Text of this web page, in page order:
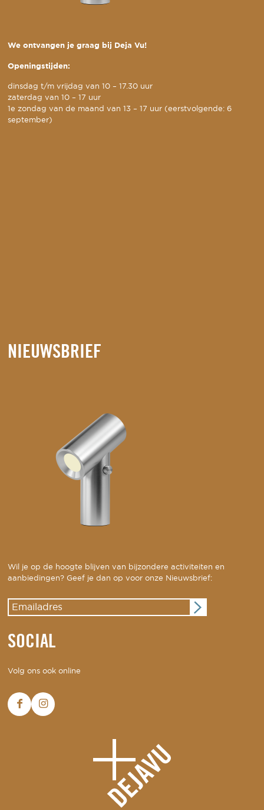
We ontvangen je graag bij Deja Vu!
Openingstijden:
dinsdag t/m vrijdag van 10 – 17.30 uur
zaterdag van 10 – 17 uur
1e zondag van de maand van 13 – 17 uur (eerstvolgende: 6
september)
NIEUWSBRIEF
Wil je op de hoogte blijven van bijzondere activiteiten en
aanbiedingen? Geef je dan op voor onze Nieuwsbrief:
SOCIAL
Volg ons ook online